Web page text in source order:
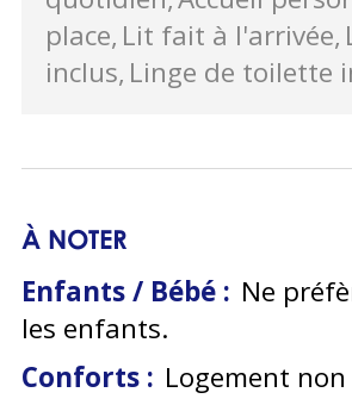
place Lit fait à l'arrivée
inclus Linge de toilette
À NOTER
Enfants / Bébé : Ne
les enfants
Conforts : Logement